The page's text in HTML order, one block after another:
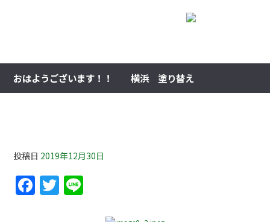
おはようございます！！ 横浜 塗り替え
投稿日 2019年12月30日
F
a
T
w